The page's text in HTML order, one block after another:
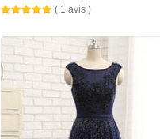
( 1 avis )